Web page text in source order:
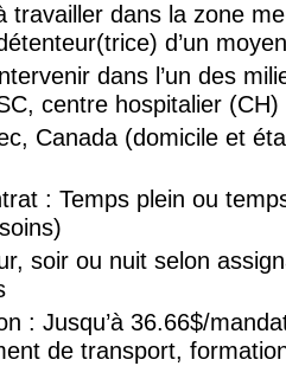
travailler dans la zone
d’un
dans l’un des
centre hospitalier
Canada (domicile et
: Temps plein ou
soir ou nuit selon
: Jusqu’à 36.66$/
de transport,